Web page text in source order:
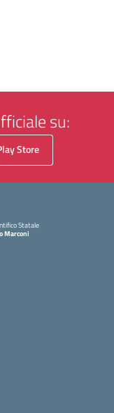
su:
Store
Statale
Marconi
pagina iniziale della scuola